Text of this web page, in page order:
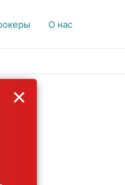
О нас
×